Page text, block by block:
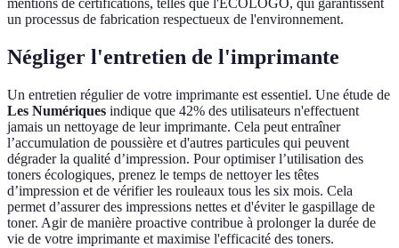
mentions de certifications, telles que l'ECOLOGO, qui garantissent
un processus de fabrication respectueux de l'environnement.
Négliger l'entretien de l'imprimante
Un entretien régulier de votre imprimante est essentiel. Une étude de
Les Numériques indique que 42% des utilisateurs n'effectuent
jamais un nettoyage de leur imprimante. Cela peut entraîner
l’accumulation de poussière et d'autres particules qui peuvent
dégrader la qualité d’impression. Pour optimiser l’utilisation des
toners écologiques, prenez le temps de nettoyer les têtes
d’impression et de vérifier les rouleaux tous les six mois. Cela
permet d’assurer des impressions nettes et d'éviter le gaspillage de
toner. Agir de manière proactive contribue à prolonger la durée de
vie de votre imprimante et maximise l'efficacité des toners.